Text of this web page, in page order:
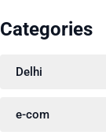
Categories
Delhi
e-com